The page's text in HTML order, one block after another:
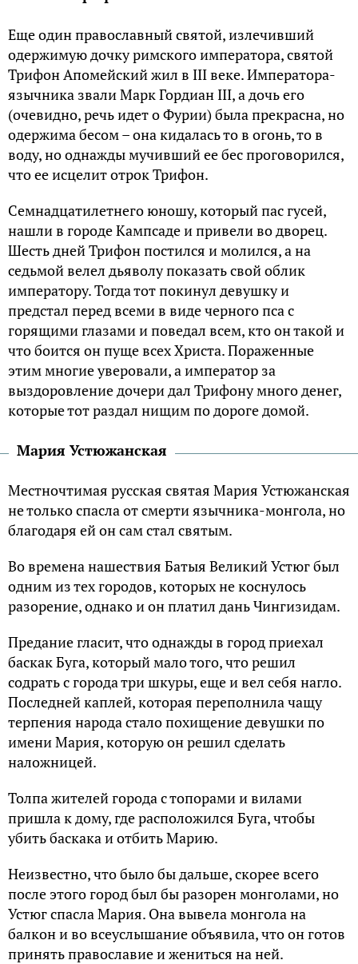
Еще один православный святой, излечивший
одержимую дочку римского императора, святой
Трифон Апомейский жил в III веке. Императора-
язычника звали Марк Гордиан III, а дочь его
(очевидно, речь идет о Фурии) была прекрасна, но
одержима бесом – она кидалась то в огонь, то в
воду, но однажды мучивший ее бес проговорился,
что ее исцелит отрок Трифон.
Семнадцатилетнего юношу, который пас гусей,
нашли в городе Кампсаде и привели во дворец.
Шесть дней Трифон постился и молился, а на
седьмой велел дьяволу показать свой облик
императору. Тогда тот покинул девушку и
предстал перед всеми в виде черного пса с
горящими глазами и поведал всем, кто он такой и
что боится он пуще всех Христа. Пораженные
этим многие уверовали, а император за
выздоровление дочери дал Трифону много денег,
которые тот раздал нищим по дороге домой.
Мария Устюжанская
Местночтимая русская святая Мария Устюжанская
не только спасла от смерти язычника-монгола, но
благодаря ей он сам стал святым.
Во времена нашествия Батыя Великий Устюг был
одним из тех городов, которых не коснулось
разорение, однако и он платил дань Чингизидам.
Предание гласит, что однажды в город приехал
баскак Буга, который мало того, что решил
содрать с города три шкуры, еще и вел себя нагло.
Последней каплей, которая переполнила чащу
терпения народа стало похищение девушки по
имени Мария, которую он решил сделать
наложницей.
Толпа жителей города с топорами и вилами
пришла к дому, где расположился Буга, чтобы
убить баскака и отбить Марию.
Неизвестно, что было бы дальше, скорее всего
после этого город был бы разорен монголами, но
Устюг спасла Мария. Она вывела монгола на
балкон и во всеуслышание объявила, что он готов
принять православие и жениться на ней.